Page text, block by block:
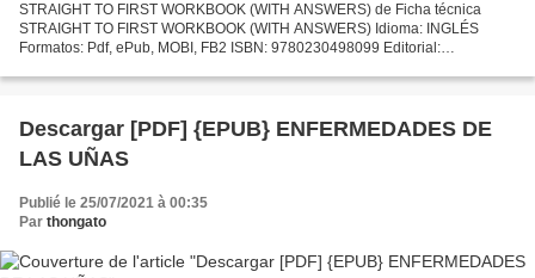
STRAIGHT TO FIRST WORKBOOK (WITH ANSWERS) de Ficha técnica
STRAIGHT TO FIRST WORKBOOK (WITH ANSWERS) Idioma: INGLÉS
Formatos: Pdf, ePub, MOBI, FB2 ISBN: 9780230498099 Editorial:
gratis Leer...
Descargar [PDF] {EPUB} ENFERMEDADES DE
LAS UÑAS
Publié le 25/07/2021 à 00:35
Par thongato